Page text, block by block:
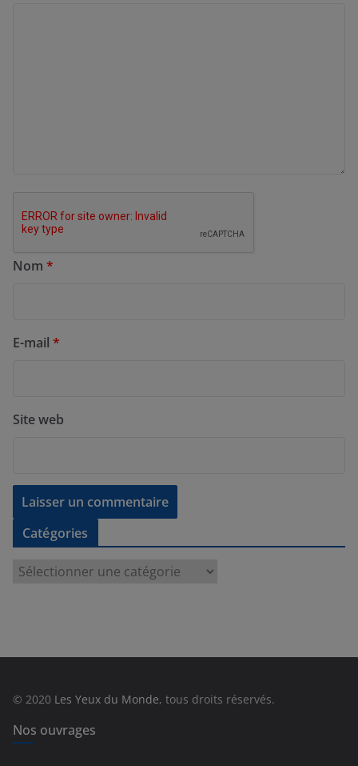
Nom *
E-mail *
Site web
Catégories
e
s
© 2020 Les Yeux du Monde, tous droits réservés.
Nos ouvrages